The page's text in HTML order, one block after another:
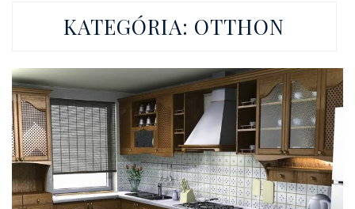
KATEGÓRIA: OTTHON